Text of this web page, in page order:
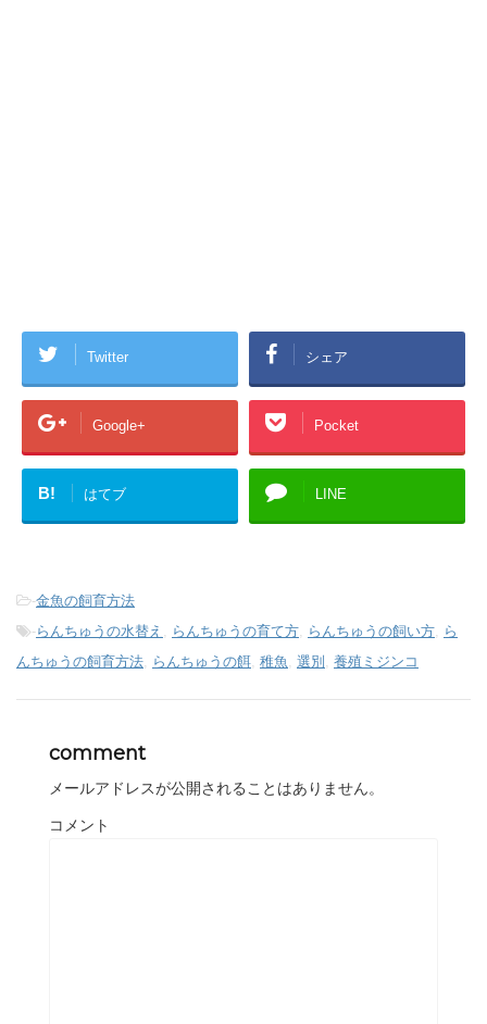
Twitter シェア
Google+ Pocket
B! はてブ LINE
-金魚の飼育方法
-らんちゅうの水替え らんちゅうの育て方 らんちゅうの飼い方
ら
んちゅうの飼育方法
らんちゅうの餌 稚魚 選別 養殖ミジンコ
comment
メールアドレスが公開されることはありません。
コメント